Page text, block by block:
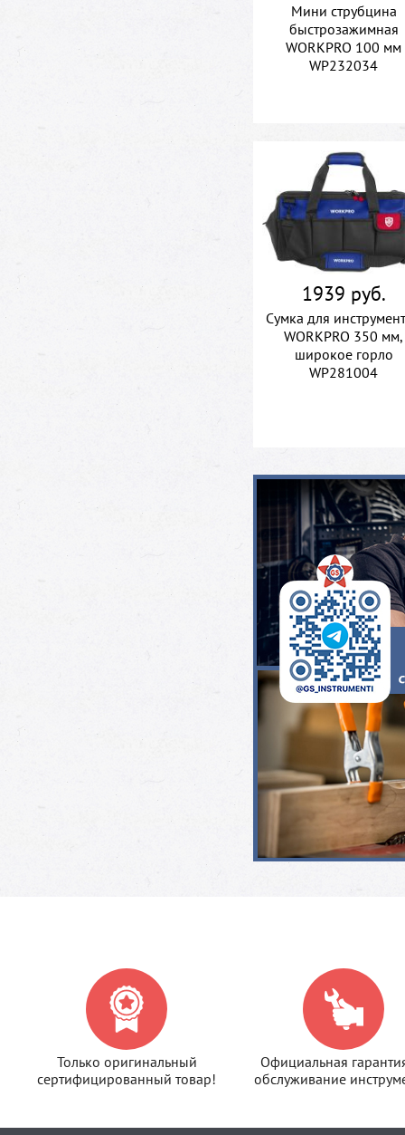
Мини струбцина
быстрозажимная
WORKPRO 100 мм
WP232034
1939 руб.
Сумка для
WORKPRO 350 мм,
широкое горло
WP281004
Только оригинальный
сертифицированный товар!
Официальная
обслуживание